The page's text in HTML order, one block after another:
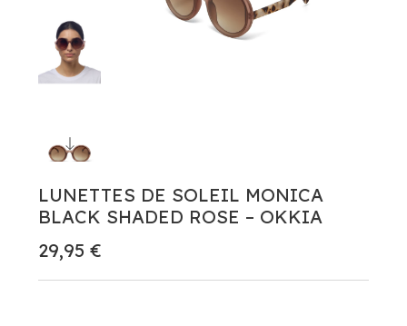
LUNETTES DE SOLEIL MONICA
BLACK SHADED ROSE – OKKIA
29,95 €